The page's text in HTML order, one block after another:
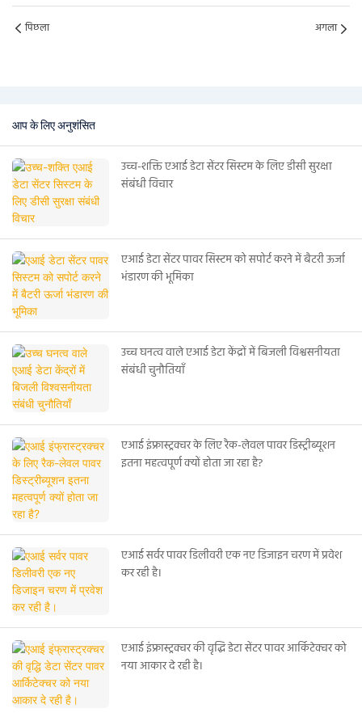
पिछला अगला
आप के लिए अनुशंसित
उच्च-शक्ति एआई डेटा सेंटर सिस्टम के लिए डीसी सुरक्षा
संबंधी विचार
एआई डेटा सेंटर पावर सिस्टम को सपोर्ट करने में बैटरी ऊर्जा
भंडारण की भूमिका
उच्च घनत्व वाले एआई डेटा केंद्रों में बिजली विश्वसनीयता
संबंधी चुनौतियाँ
एआई इंफ्रास्ट्रक्चर के लिए रैक-लेवल पावर डिस्ट्रीब्यूशन
इतना महत्वपूर्ण क्यों होता जा रहा है?
एआई सर्वर पावर डिलीवरी एक नए डिजाइन चरण में प्रवेश
कर रही है।
एआई इंफ्रास्ट्रक्चर की वृद्धि डेटा सेंटर पावर आर्किटेक्चर को
नया आकार दे रही है।